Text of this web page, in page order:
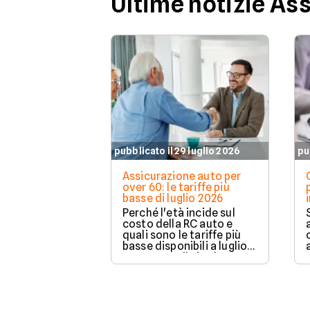
pubblicato il 29 luglio 2026
Assicurazione auto per
over 60: le tariffe più
basse di luglio 2026
Perché l'età incide sul
costo della RC auto e
quali sono le tariffe più
basse disponibili a luglio
2026 su Facile.it, da
106,32€ annui.